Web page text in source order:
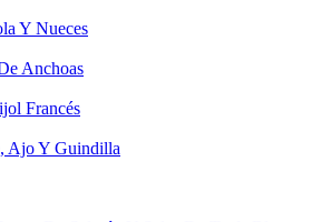
Y Nueces
Anchoas
Francés
Ajo Y Guindilla